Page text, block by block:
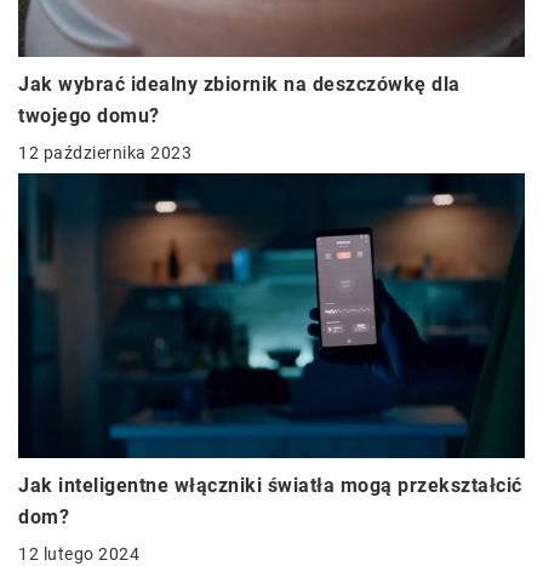
Jak wybrać idealny zbiornik na deszczówkę dla
twojego domu?
12 października 2023
Jak inteligentne włączniki światła mogą przekształcić
dom?
12 lutego 2024